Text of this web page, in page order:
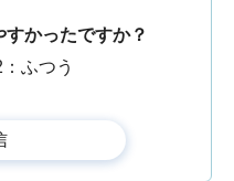
かったですか？
：ふつう